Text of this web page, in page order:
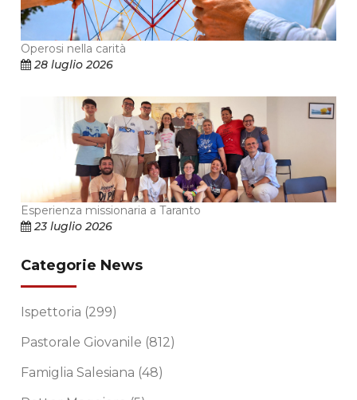
Operosi nella carità
28 luglio 2026
Esperienza missionaria a Taranto
23 luglio 2026
Categorie News
Ispettoria (299)
Pastorale Giovanile (812)
Famiglia Salesiana (48)